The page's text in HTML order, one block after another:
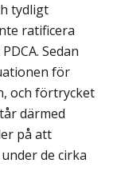
tydligt
ratificera
Sedan
för
och förtrycket
därmed
på att
de cirka